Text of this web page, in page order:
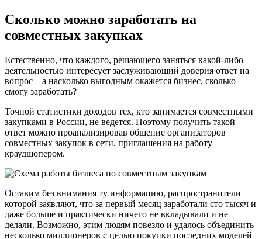
Сколько можно заработать на
совместных закупках
Естественно, что каждого, решающего заняться какой-либо
деятельностью интересует заслуживающий доверия ответ на
вопрос – а насколько выгодным окажется бизнес, сколько
смогу заработать?
Точной статистики доходов тех, кто занимается совместными
закупками в России, не ведется. Поэтому получить такой
ответ можно проанализировав общение организаторов
совместных закупок в сети, приглашения на работу
краудшопером.
Оставим без внимания ту информацию, распространители
которой заявляют, что за первый месяц заработали сто тысяч и
даже больше и практически ничего не вкладывали и не
делали. Возможно, этим людям повезло и удалось объединить
несколько миллионеров с целью покупки последних моделей